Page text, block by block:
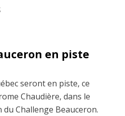
en piste
seront en piste, ce
Chaudière, dans le
Challenge Beauceron.